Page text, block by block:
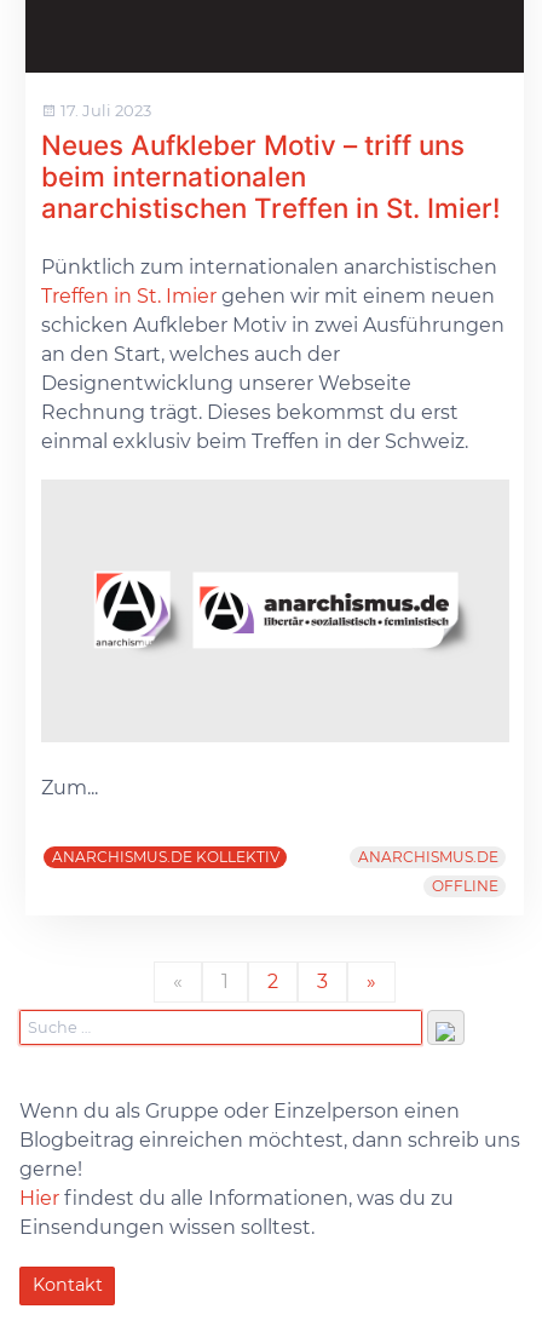
17. Juli 2023
Neues Aufkleber Motiv – triff uns
beim internationalen
anarchistischen Treffen in St. Imier!
Pünktlich zum internationalen anarchistischen
Treffen in St. Imiergehen wir mit einem neuen
schicken Aufkleber Motiv in zwei Ausführungen
an den Start, welches auch der
Designentwicklung unserer Webseite
Rechnung trägt. Dieses bekommst du erst
einmal exklusiv beim Treffen in der Schweiz.
Zum...
ANARCHISMUS.DE KOLLEKTIV
ANARCHISMUS.DE
OFFLINE
« 1 2 3 »
Wenn du als Gruppe oder Einzelperson einen
Blogbeitrag einreichen möchtest, dann schreib uns
gerne!
Hier findest du alle Informationen, was du zu
Einsendungen wissen solltest.
Kontakt